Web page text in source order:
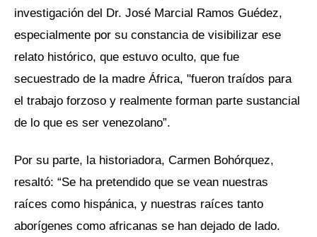
investigación del Dr. José Marcial Ramos Guédez,
especialmente por su constancia de visibilizar ese
relato histórico, que estuvo oculto, que fue
secuestrado de la madre África, "fueron traídos para
el trabajo forzoso y realmente forman parte sustancial
de lo que es ser venezolano”.
Por su parte, la historiadora, Carmen Bohórquez,
resaltó: “Se ha pretendido que se vean nuestras
raíces como hispánica, y nuestras raíces tanto
aborígenes como africanas se han dejado de lado.